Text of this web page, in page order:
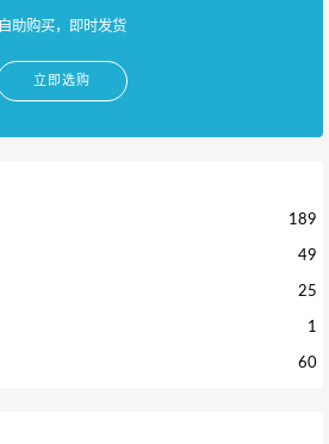
自助购买，即时发货
立即选购
189
49
25
1
60